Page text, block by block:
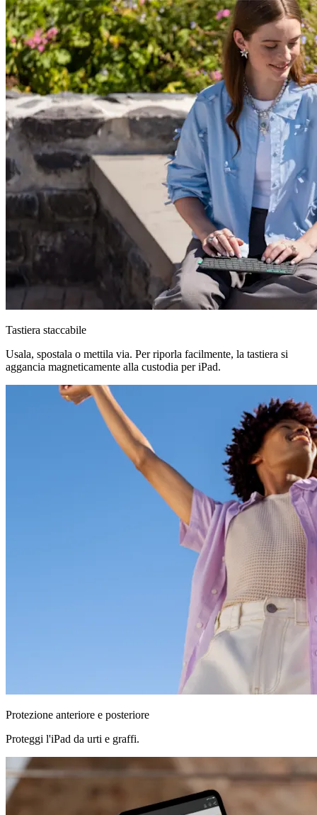
Tastiera staccabile
Usala, spostala o mettila via. Per riporla facilmente, la tastiera si
aggancia magneticamente alla custodia per iPad.
Protezione anteriore e posteriore
Proteggi l'iPad da urti e graffi.